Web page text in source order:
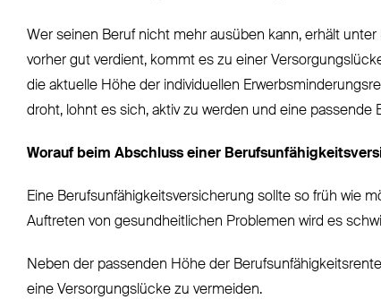
Wer seinen Beruf nicht mehr ausüben kann, erhält
vorher gut verdient, kommt es zu einer
die aktuelle Höhe der individuellen
droht, lohnt es sich, aktiv zu werden und eine
Worauf beim Abschluss einer
Eine Berufsunfähigkeitsversicherung sollte so früh wie
Auftreten von gesundheitlichen Problemen wird es
Neben der passenden Höhe der
eine Versorgungslücke zu vermeiden.